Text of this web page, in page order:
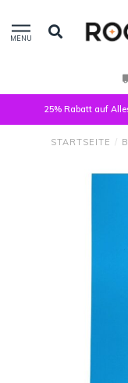
MENU
25% Rabatt auf
STARTSEITE /